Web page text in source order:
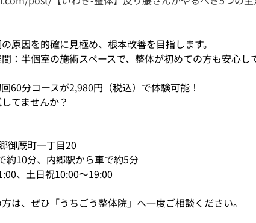
原因を的確に見極め、根本改善を目指します。
：半個室の施術スペースで、整体が初めての方も安心し
60分コースが2,980円（税込）で体験可能！
てませんか？
御厩町一丁目20
約10分、内郷駅から車で約5分
、土日祝10:00～19:00
は、ぜひ「うちごう整体院」へ一度ご相談ください。